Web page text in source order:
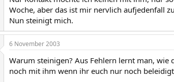
Woche, aber das ist mir nervlich aufjedenfall
Nun steinigt mich.
6 November 2003
Warum steinigen? Aus Fehlern lernt man,
noch mit ihm wenn ihr euch nur noch